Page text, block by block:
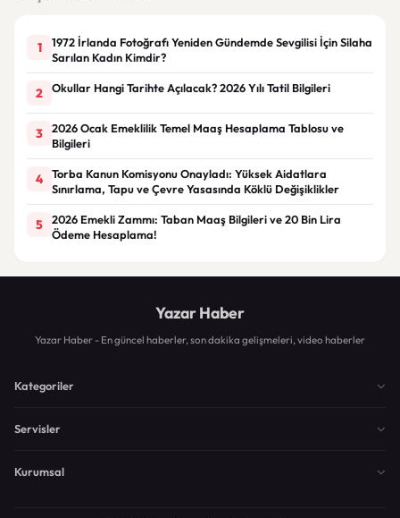
1
1972 İrlanda Fotoğrafı Yeniden Gündemde Sevgilisi İçin Silaha
Sarılan Kadın Kimdir?
2 Okullar Hangi Tarihte Açılacak? 2026 Yılı Tatil Bilgileri
3
2026 Ocak Emeklilik Temel Maaş Hesaplama Tablosu ve
Bilgileri
4
Torba Kanun Komisyonu Onayladı: Yüksek Aidatlara
Sınırlama, Tapu ve Çevre Yasasında Köklü Değişiklikler
5
2026 Emekli Zammı: Taban Maaş Bilgileri ve 20 Bin Lira
Ödeme Hesaplama!
Yazar Haber
Yazar Haber - En güncel haberler, son dakika gelişmeleri, video haberler
Kategoriler
Servisler
Kurumsal